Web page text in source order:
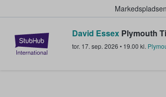
StubHub - Hvor
David Essex Plymouth
tor. 17. sep. 2026 • 19.00 kl.